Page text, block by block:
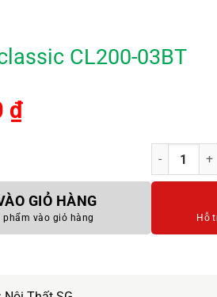
CL200-03BT
₫
Tủ tài liệu
GIỎ HÀNG
phẩm vào giỏ hàng Hỗ